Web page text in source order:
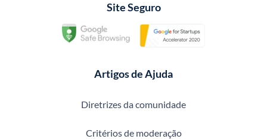
Site Seguro
Artigos de Ajuda
Diretrizes da comunidade
Critérios de moderação